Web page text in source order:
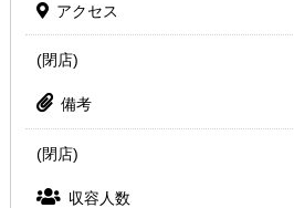
アクセス
(閉店)
備考
(閉店)
収容人数